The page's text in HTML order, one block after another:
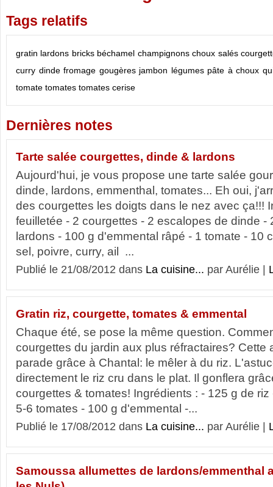
Tags relatifs
gratin lardons bricks béchamel champignons choux salés
curry dinde fromage gougères jambon légumes pâte à choux
tomate tomates tomates cerise
Dernières notes
Tarte salée courgettes, dinde & lardons
Aujourd'hui, je vous propose une tarte salée
dinde, lardons, emmenthal, tomates... Eh oui,
des courgettes les doigts dans le nez avec ça!!!
feuilletée - 2 courgettes - 2 escalopes de dinde -
lardons - 100 g d'emmental râpé - 1 tomate - 10
sel, poivre, curry, ail ...
Publié le 21/08/2012 dans La cuisine... par Aurélie |
Gratin riz, courgette, tomates & emmental
Chaque été, se pose la même question.
courgettes du jardin aux plus réfractaires? Cette
parade grâce à Chantal: le mêler à du riz.
directement le riz cru dans le plat. Il gonflera
courgettes & tomates! Ingrédients : - 125 g de
5-6 tomates - 100 g d'emmental -...
Publié le 17/08/2012 dans La cuisine... par Aurélie |
Samoussa allumettes de lardons/emmenthal